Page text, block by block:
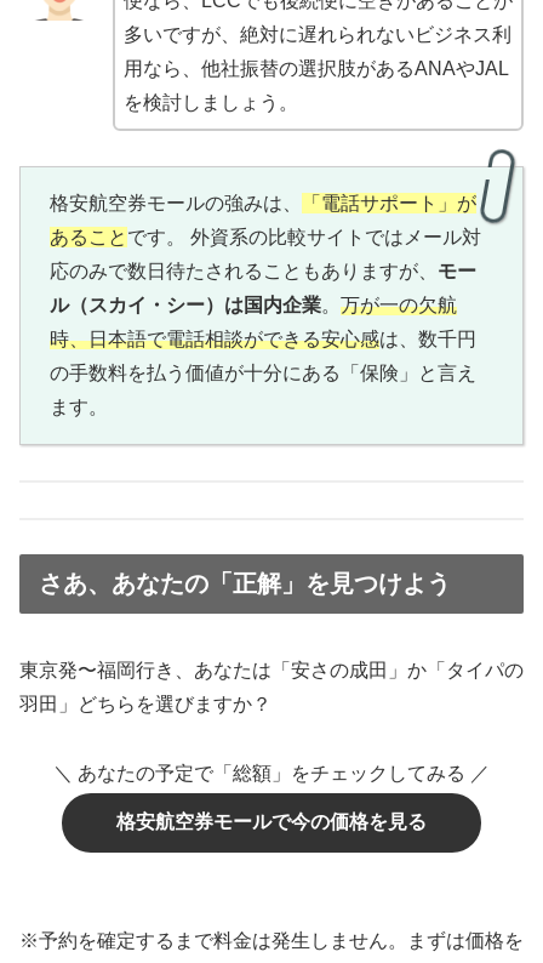
多いですが、絶対に遅れられないビジネス利
用なら、他社振替の選択肢があるANAやJAL
を検討しましょう。
格安航空券モールの強みは、
「電話サポート」が
あること です。 外資系の比較サイトではメール対
応のみで数日待たされることもありますが、 モー
ル（スカイ・シー）は国内企業。 万が一の欠航
時、日本語で電話相談ができる安心感は、数千円
の手数料を払う価値が十分にある「保険」と言え
ます。
さあ、あなたの「正解」を見つけよう
東京発〜福岡行き、あなたは「安さの成田」か「タイパの
羽田」どちらを選びますか？
＼ あなたの予定で「総額」をチェックしてみる ／
格安航空券モールで今の価格を見る
※予約を確定するまで料金は発生しません。まずは価格を